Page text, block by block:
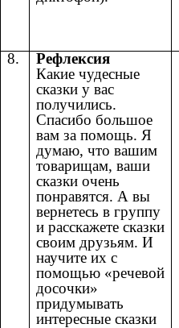
8.
Рефлексия
Какие чудесные
сказки у вас
получились.
Спасибо большое
вам за помощь. Я
думаю, что вашим
товарищам, ваши
сказки очень
понравятся. А вы
вернетесь в группу
и расскажете сказки
своим друзьям. И
научите их с
помощью «речевой
досочки»
придумывать
интересные сказки